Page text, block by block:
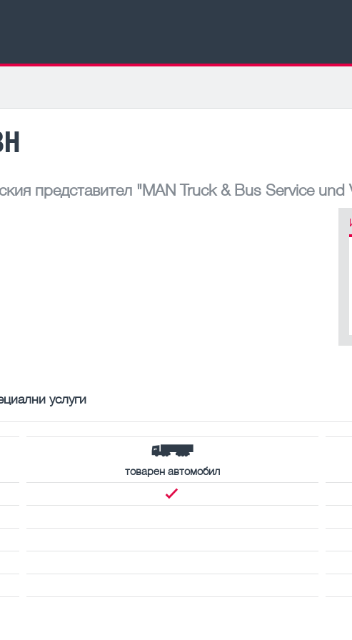
представител "MAN Truck & Bus Service
услуги
товарен автомобил